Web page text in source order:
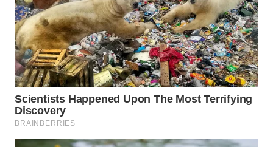
TRAVEL
WAHANA
TV
WAHANANEWS
ID
WAHANANEWS
CO ID